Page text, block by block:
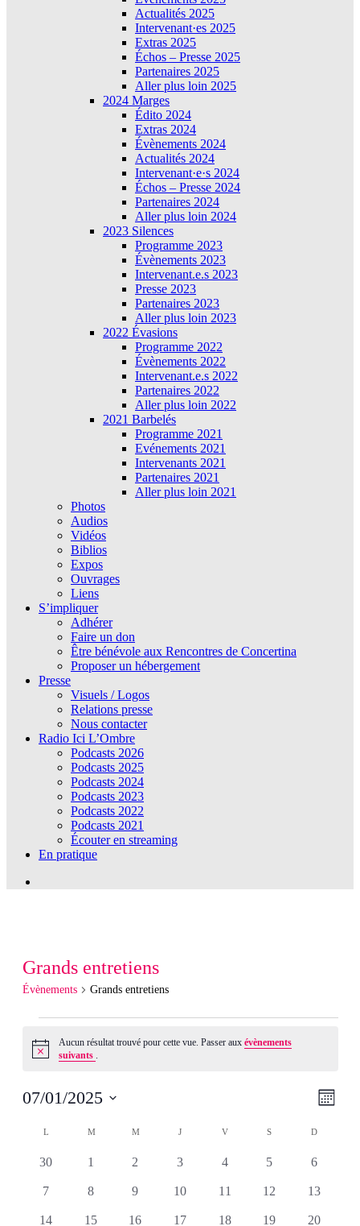
Actualités 2025
Intervenant·es 2025
Extras 2025
Échos – Presse 2025
Partenaires 2025
Aller plus loin 2025
2024 Marges
Édito 2024
Extras 2024
Évènements 2024
Actualités 2024
Intervenant·e·s 2024
Échos – Presse 2024
Partenaires 2024
Aller plus loin 2024
2023 Silences
Programme 2023
Évènements 2023
Intervenant.e.s 2023
Presse 2023
Partenaires 2023
Aller plus loin 2023
2022 Évasions
Programme 2022
Évènements 2022
Intervenant.e.s 2022
Partenaires 2022
Aller plus loin 2022
2021 Barbelés
Programme 2021
Evénements 2021
Intervenants 2021
Partenaires 2021
Aller plus loin 2021
Photos
Audios
Vidéos
Biblios
Expos
Ouvrages
Liens
S’impliquer
Adhérer
Faire un don
Être bénévole aux Rencontres de Concertina
Proposer un hébergement
Presse
Visuels / Logos
Relations presse
Nous contacter
Radio Ici L’Ombre
Podcasts 2026
Podcasts 2025
Podcasts 2024
Podcasts 2023
Podcasts 2022
Podcasts 2021
Écouter en streaming
En pratique
Grands entretiens
Évènements Grands entretiens
Évènements
Notice
Aucun résultat trouvé pour cette vue. Passer auxévènements
suivants .
par
Mois
07/01/2025
Calendrier
de
L MMARDI M MERCREDI
JJEUDI VVENDREDI
S D
0
30
01
0
2
0
3
0
4
0
5
0
6
0
7
0
8
0
9
010
011
012
013
014
015
016
017
018
019
0
20